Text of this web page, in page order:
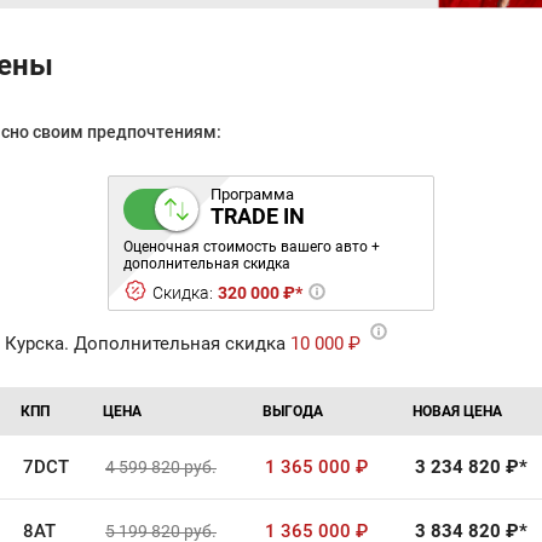
своим предпочтениям:
Программа
TRADE IN
Оценочная стоимость вашего авто +
дополнительная скидка
Скидка: 320 000 ₽*
Дополнительная скидка 10 000 ₽
КПП ЦЕНА ВЫГОДА НОВАЯ ЦЕНА
7DCT 4 599 820руб. 1 365 000 ₽ 3 234 820 ₽*
8AT 5 199 820руб. 1 365 000 ₽ 3 834 820 ₽*